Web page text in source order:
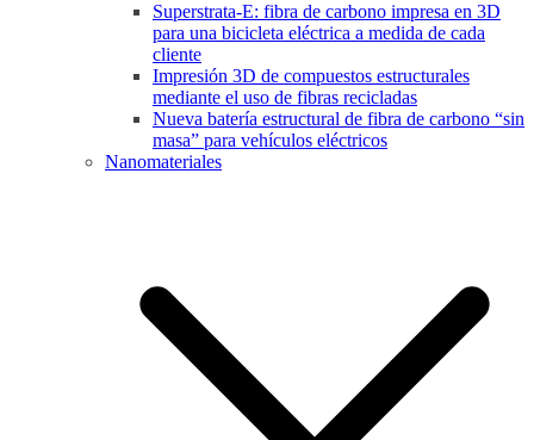
Superstrata-E: fibra de carbono impresa en 3D
para una bicicleta eléctrica a medida de cada
cliente
Impresión 3D de compuestos estructurales
mediante el uso de fibras recicladas
Nueva batería estructural de fibra de carbono “sin
masa” para vehículos eléctricos
Nanomateriales